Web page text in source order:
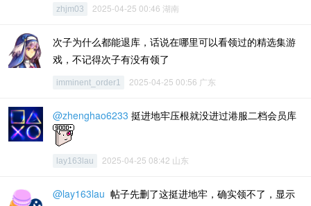
zhjm03 2025-04-25 00:46 湖南
次子为什么都能退库，话说在哪里可以看领过的精选集游
戏，不记得次子有没有领了
imminent_order1 2025-04-25 00:56 广东
@zhenghao6233 挺进地牢压根就没进过港服二档会员库
lay163lau 2025-04-25 08:42 山东
@lay163lau 帖子先删了这挺进地牢，确实领不了，显示